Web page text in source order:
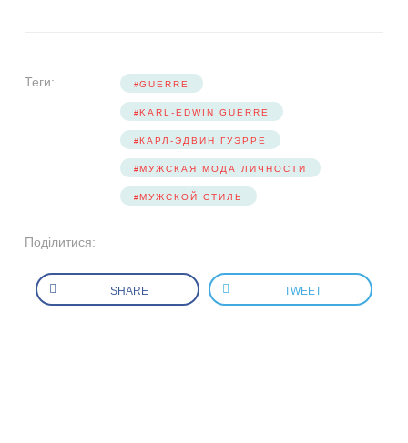
Теги: GUERRE
KARL-EDWIN GUERRE
КАРЛ-ЭДВИН ГУЭРРЕ
МУЖСКАЯ МОДА ЛИЧНОСТИ
МУЖСКОЙ СТИЛЬ
Поділитися:
SHARE TWEET